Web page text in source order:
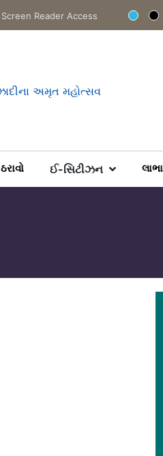
Screen Reader Access
ઠરાવો ઈ-સિટીઝન